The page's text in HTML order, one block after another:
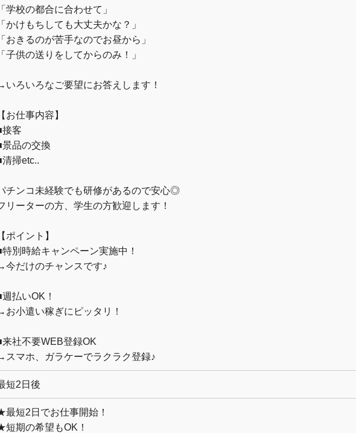
学校の都合に合わせて」
かけもちしても大丈夫かな？」
おきるのが苦手なのでお昼から」
子供の送りをしてからのみ！」
いろいろなご要望にお答えします！
お仕事内容】
接客
景品の交換
清掃etc..
チンコ未経験でも研修があるので安心◎
リーターの方、学生の方歓迎します！
ポイント】
特別時給キャンペーン実施中！
今だけのチャンスです♪
払いOK！
お小遣い稼ぎにピッタリ！
来社不要WEB登録OK
スマホ、ガラケーでラクラク登録♪
短2日後
最短2日でお仕事開始！
短期の希望もOK！